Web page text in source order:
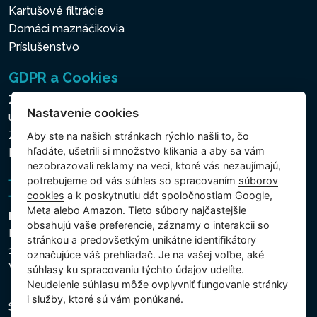
Kartušové filtrácie
Domáci maznáčikovia
Príslušenstvo
GDPR a Cookies
Zásady ochrany osobných a ďalších spracovávaných
údajov
Zásady používania súborov cookies
Nastavenie cookies
Intex Trading, s.r.o.
Hradecká 2526/3
130 00 Praha 3
Vinohrady - Česká republika
Spoločnosť je zapísaná na Mestskom súde v Prahe,
Nastavenie cookies
Aby ste na našich stránkach rýchlo našli to, čo
hľadáte, ušetrili si množstvo klikania a aby sa vám
nezobrazovali reklamy na veci, ktoré vás nezaujímajú,
potrebujeme od vás súhlas so spracovaním súborov
cookies a k poskytnutiu dát spoločnostiam Google,
Meta alebo Amazon. Tieto súbory najčastejšie
obsahujú vaše preferencie, záznamy o interakcii so
stránkou a predovšetkým unikátne identifikátory
označujúce váš prehliadač. Je na vašej voľbe, aké
súhlasy ku spracovaniu týchto údajov udelíte.
Neudelenie súhlasu mȏže ovplyvniť fungovanie stránky
i služby, ktoré sú vám ponúkané.